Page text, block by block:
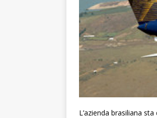
L’azienda brasiliana